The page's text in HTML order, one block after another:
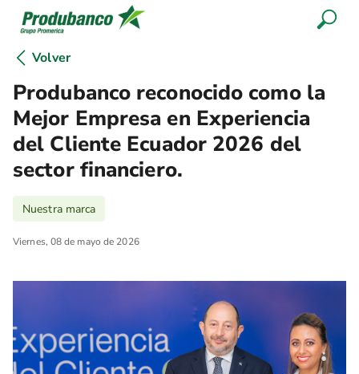
Volver
Produbanco reconocido como la
Mejor Empresa en Experiencia
del Cliente Ecuador 2026 del
sector financiero.
Nuestra marca
Viernes, 08 de mayo de 2026